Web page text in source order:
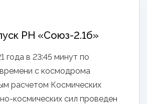
РН «Союз-2.1б»
года в 23:45 минут по
с космодрома
расчетом Космических
космических сил проведен